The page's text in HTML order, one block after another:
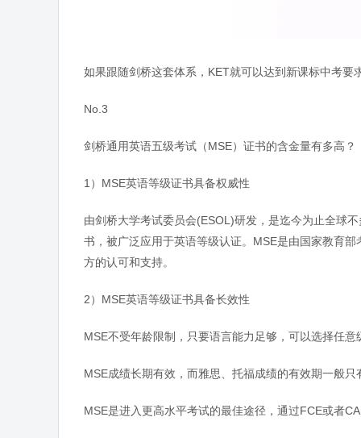
如果跟随剑桥这套体系，KET就可以达到新课标中考
No.3
剑桥通用英语五级考试（MSE）证书的含金量有多高？
1）MSE英语等级证书具备权威性
由剑桥大学考试委员会(ESOL)研发，是迄今为止全球
书，被广泛应用于英语等级认证。MSE是由国家教育
方的认可和支持。
2）MSE英语等级证书具备长效性
MSE不受年龄限制，只要语言能力足够，可以选择任意
MSE成绩长期有效，而雅思、托福成绩的有效期一般
MSE是进入更高水平考试的最佳途径，通过FCE或者